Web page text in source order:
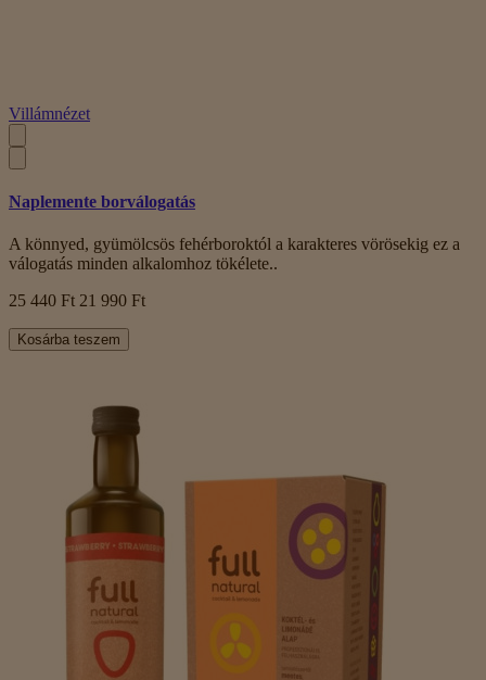
Villámnézet
Naplemente borválogatás
A könnyed, gyümölcsös fehérboroktól a karakteres vörösekig ez a
válogatás minden alkalomhoz tökélete..
25 440 Ft 21 990 Ft
Kosárba teszem